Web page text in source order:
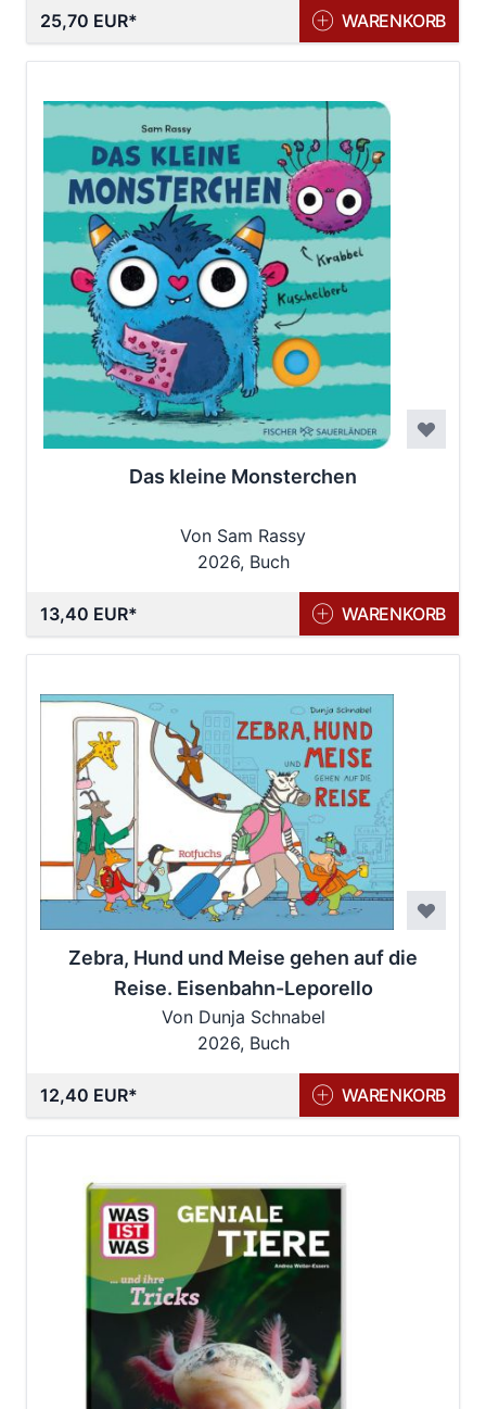
25,70 EUR WARENKORB
Das kleine Monsterchen
Von Sam Rassy
2026, Buch
13,40 EUR WARENKORB
Zebra, Hund und Meise gehen auf die
Reise. Eisenbahn-Leporello
Von Dunja Schnabel
2026, Buch
12,40 EUR WARENKORB